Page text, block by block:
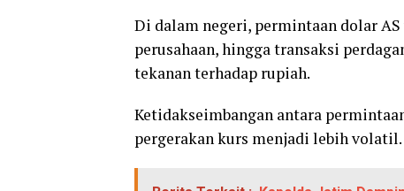
Di dalam negeri, permintaan dolar
perusahaan, hingga transaksi
tekanan terhadap rupiah.
Ketidakseimbangan antara
pergerakan kurs menjadi lebih volatil.